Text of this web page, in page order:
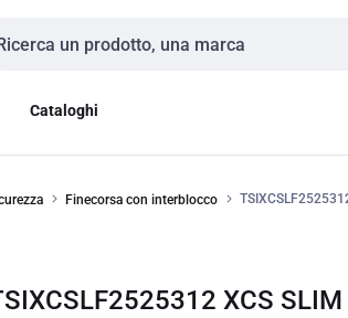
input
Cataloghi
Finecorsa con interblocco
XCS